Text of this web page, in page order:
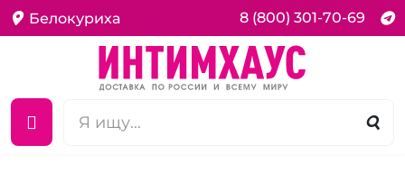
Белокуриха 8 (800) 301-70-69